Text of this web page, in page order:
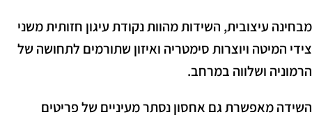
מבחינה עיצובית, השידות מהוות נקודת עיגון חזותית משני
צידי המיטה ויוצרות סימטריה ואיזון שתורמים לתחושה של
הרמוניה ושלווה במרחב.
השידה מאפשרת גם אחסון נסתר מעיניים של פריטים